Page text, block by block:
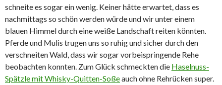
schneite es sogar ein wenig. Keiner hätte erwartet, dass es
nachmittags so schön werden würde und wir unter einem
blauen Himmel durch eine weiße Landschaft reiten könnten.
Pferde und Mulis trugen uns so ruhig und sicher durch den
verschneiten Wald, dass wir sogar vorbeispringende Rehe
beobachten konnten. Zum Glück schmeckten die Haselnuss-
Spätzle mit Whisky-Quitten-Soßeauch ohne Rehrücken super.